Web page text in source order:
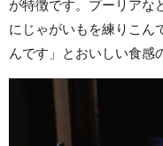
が特徴です。プーリアな
にじゃがいもを練りこん
んです」とおいしい食感